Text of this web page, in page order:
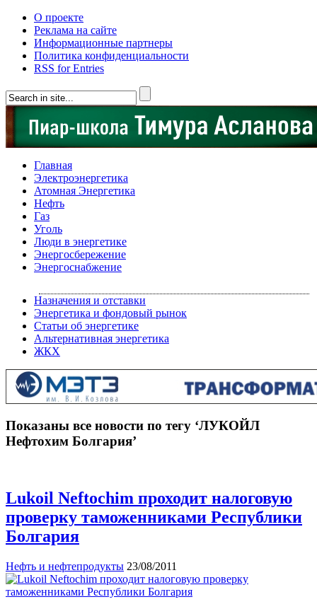
О проекте
Реклама на сайте
Информационные партнеры
Политика конфиденциальности
RSS for Entries
Главная
Электроэнергетика
Атомная Энергетика
Нефть
Газ
Уголь
Люди в энергетике
Энергосбережение
Энергоснабжение
Назначения и отставки
Энергетика и фондовый рынок
Статьи об энергетике
Альтернативная энергетика
ЖКХ
Показаны все новости по тегу ‘ЛУКОЙЛ
Нефтохим Болгария’
Lukoil Neftochim проходит налоговую
проверку таможенниками Республики
Болгария
Нефть и нефтепродукты 23/08/2011